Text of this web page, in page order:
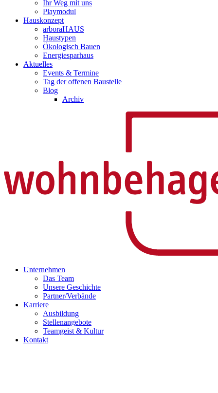
Ihr Weg mit uns
Playmodul
Hauskonzept
arboraHAUS
Haustypen
Ökologisch Bauen
Energiesparhaus
Aktuelles
Events & Termine
Tag der offenen Baustelle
Blog
Archiv
Unternehmen
Das Team
Unsere Geschichte
Partner/Verbände
Karriere
Ausbildung
Stellenangebote
Teamgeist & Kultur
Kontakt